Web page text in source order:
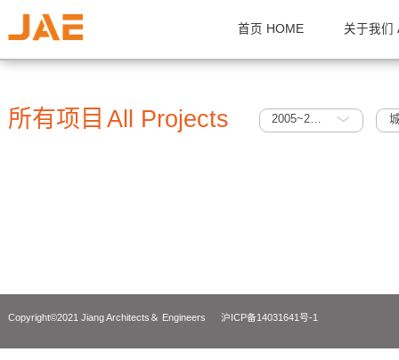
首页 HOME 关
所有项目 All Projects 2005~2010
Copyright©2021 Jiang Architects＆ Engineers 沪ICP备14031641号-1